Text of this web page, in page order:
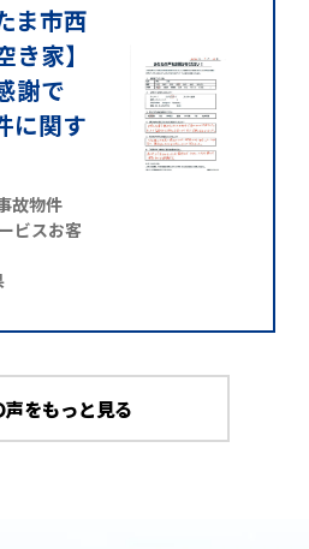
ま市西
家】
謝で
に関す
故物件
ビスお客
声をもっと見る